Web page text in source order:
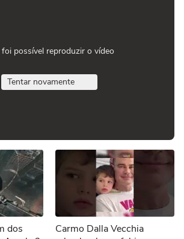
foi possível reproduzir o vídeo
Tentar novamente
dos
Carmo Dalla Vecchia